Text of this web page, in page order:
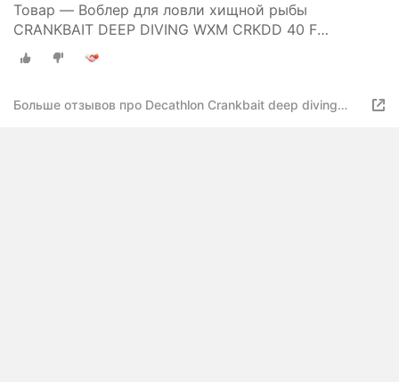
Товар — Воблер для ловли хищной рыбы
CRANKBAIT DEEP DIVING WXM CRKDD 40 F
ORANGETIGER
Больше отзывов про Decathlon Crankbait deep diving